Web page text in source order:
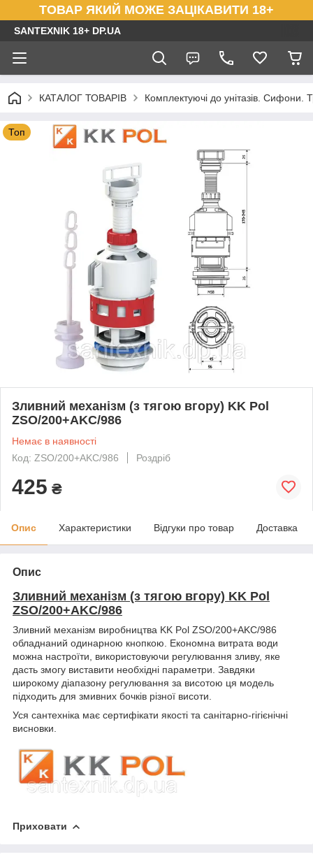
ТОВАР ЯКИЙ МОЖЕ ЗАЦІКАВИТИ 18+
SANTEXNIK 18+ DP.UA
КАТАЛОГ ТОВАРІВ Комплектуючі до унітазів. Сифони.
Топ
Зливний механізм (з тягою вгору) KK Pol
ZSO/200+AKC/986
Немає в наявності
Код: ZSO/200+AKC/986
Роздріб
425 ₴
Опис Характеристики Відгуки про товар Доставка
Опис
Зливний механізм (з тягою вгору) KK Pol
ZSO/200+AKC/986
Зливний механізм виробництва KK Pol ZSO/200+AKC/986
обладнаний одинарною кнопкою. Економна витрата води
можна настроїти, використовуючи регулювання зливу, яке
дасть змогу виставити необхідні параметри. Завдяки
широкому діапазону регулювання за висотою ця модель
підходить для змивних бочків різної висоти.
Уся сантехніка має сертифікати якості та санітарно-гігієнічні
висновки.
Приховати